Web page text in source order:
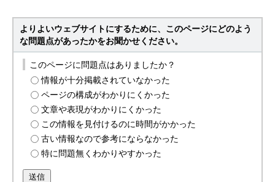
よりよいウェブサイトにするために、このページにどのよう
な問題点があったかをお聞かせください。
このページに問題点はありましたか？
情報が十分掲載されていなかった
ページの構成がわかりにくかった
文章や表現がわかりにくかった
この情報を見付けるのに時間がかかった
古い情報なので参考にならなかった
特に問題無くわかりやすかった
送信